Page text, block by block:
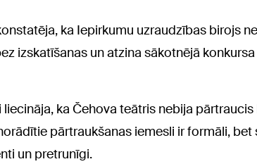
ka Iepirkumu uzraudzības birojs
izskatīšanas un atzina sākotnējā
ka Čehova teātris nebija pārtraucis
pārtraukšanas iemesli ir formāli, bet
un pretrunīgi.